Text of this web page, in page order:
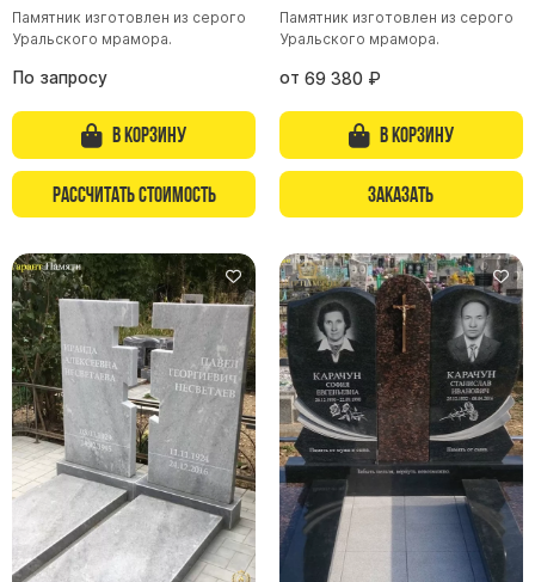
Памятник изготовлен из серого
Уральского мрамора.
По запросу
В корзину
Рассчитать стоимость
Памятник изготовлен из серого
Уральского мрамора.
от 69 380 ₽
В корзину
Заказать